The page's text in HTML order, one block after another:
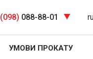
(098) 088-88-01
УМОВИ ПРОКАТУ